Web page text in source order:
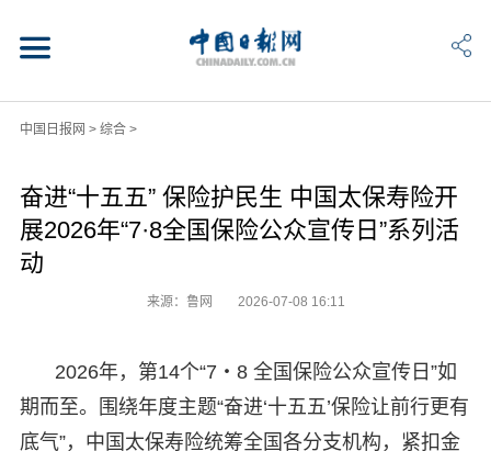
中国日报网 > 综合>
奋进“十五五” 保险护民生 中国太保寿险开
展2026年“7·8全国保险公众宣传日”系列活
动
来源：鲁网 2026-07-08 16:11
2026年，第14个“7・8 全国保险公众宣传日”如
期而至。围绕年度主题“奋进‘十五五’保险让前行更有
底气”，中国太保寿险统筹全国各分支机构，紧扣金